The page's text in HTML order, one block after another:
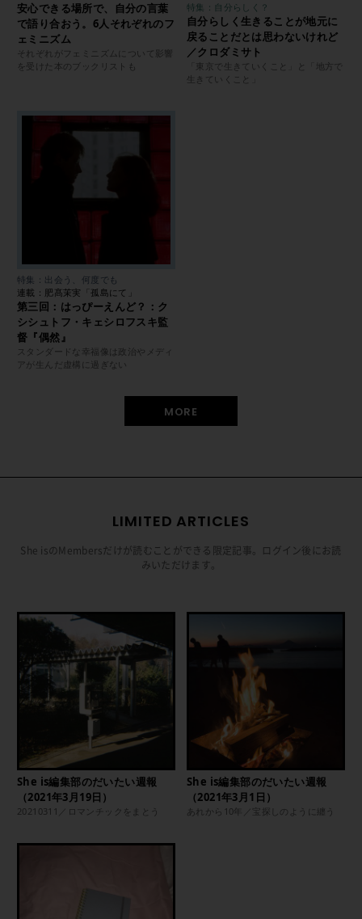
安心できる場所で、自分の言葉
で語り合おう。6人それぞれのフ
ェミニズム
それぞれがフェミニズムについて影響
を受けた本のブックリストも
特集：自分らしく？
自分らしく生きることが地元に
戻ることだとは思わないけれど
／クロダミサト
「東京で生きていくこと」と「地方で
生きていくこと」
特集：出会う、何度でも
連載：肥髙茉実「孤島にて」
第三回：はっぴーえんど？：ク
シシュトフ・キェシロフスキ監
督『偶然』
スタンダードな幸福像は政治やメディ
アが生んだ虚構に過ぎない
MORE
LIMITED ARTICLES
She isのMembersだけが読むことができる限定記事。ログイン後にお読
みいただけます。
She is編集部のだいたい週報
（2021年3月19日）
20210311／ロマンチックをまとう
She is編集部のだいたい週報
（2021年3月1日）
あれから10年／宝探しのように纏う